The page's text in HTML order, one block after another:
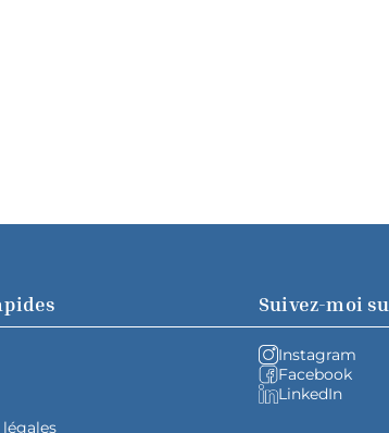
Suivez-moi
Instagram
Facebook
LinkedIn